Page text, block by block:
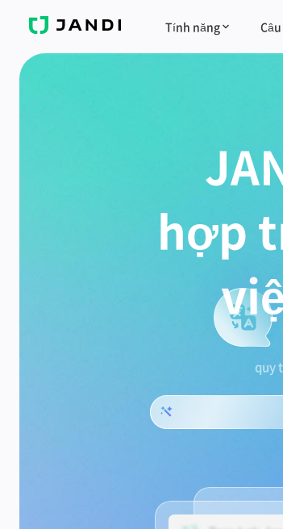
JANDI Tính năng
hợp
quy